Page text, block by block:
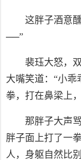
这胖子酒意
──”
裴珏大怒，
大嘴笑道：“小乖
拳，打在鼻梁上
那胖子大声
胖子面上打了一
人，身躯自然比